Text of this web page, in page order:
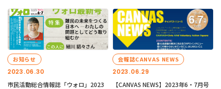
2023.06.30
お知らせ
市民活動総合情報誌「ウォロ」2023
2023.06.29
会報誌CANVAS NEWS
【CANVAS NEWS】2023年6・7月号